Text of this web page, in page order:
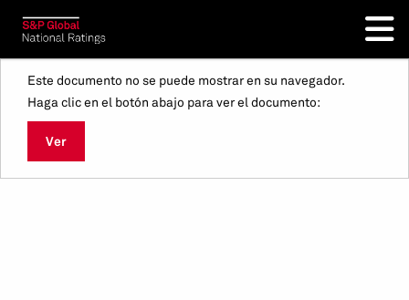
Este documento no se puede mostrar en su navegador.
Haga clic en el botón abajo para ver el documento:
Ver